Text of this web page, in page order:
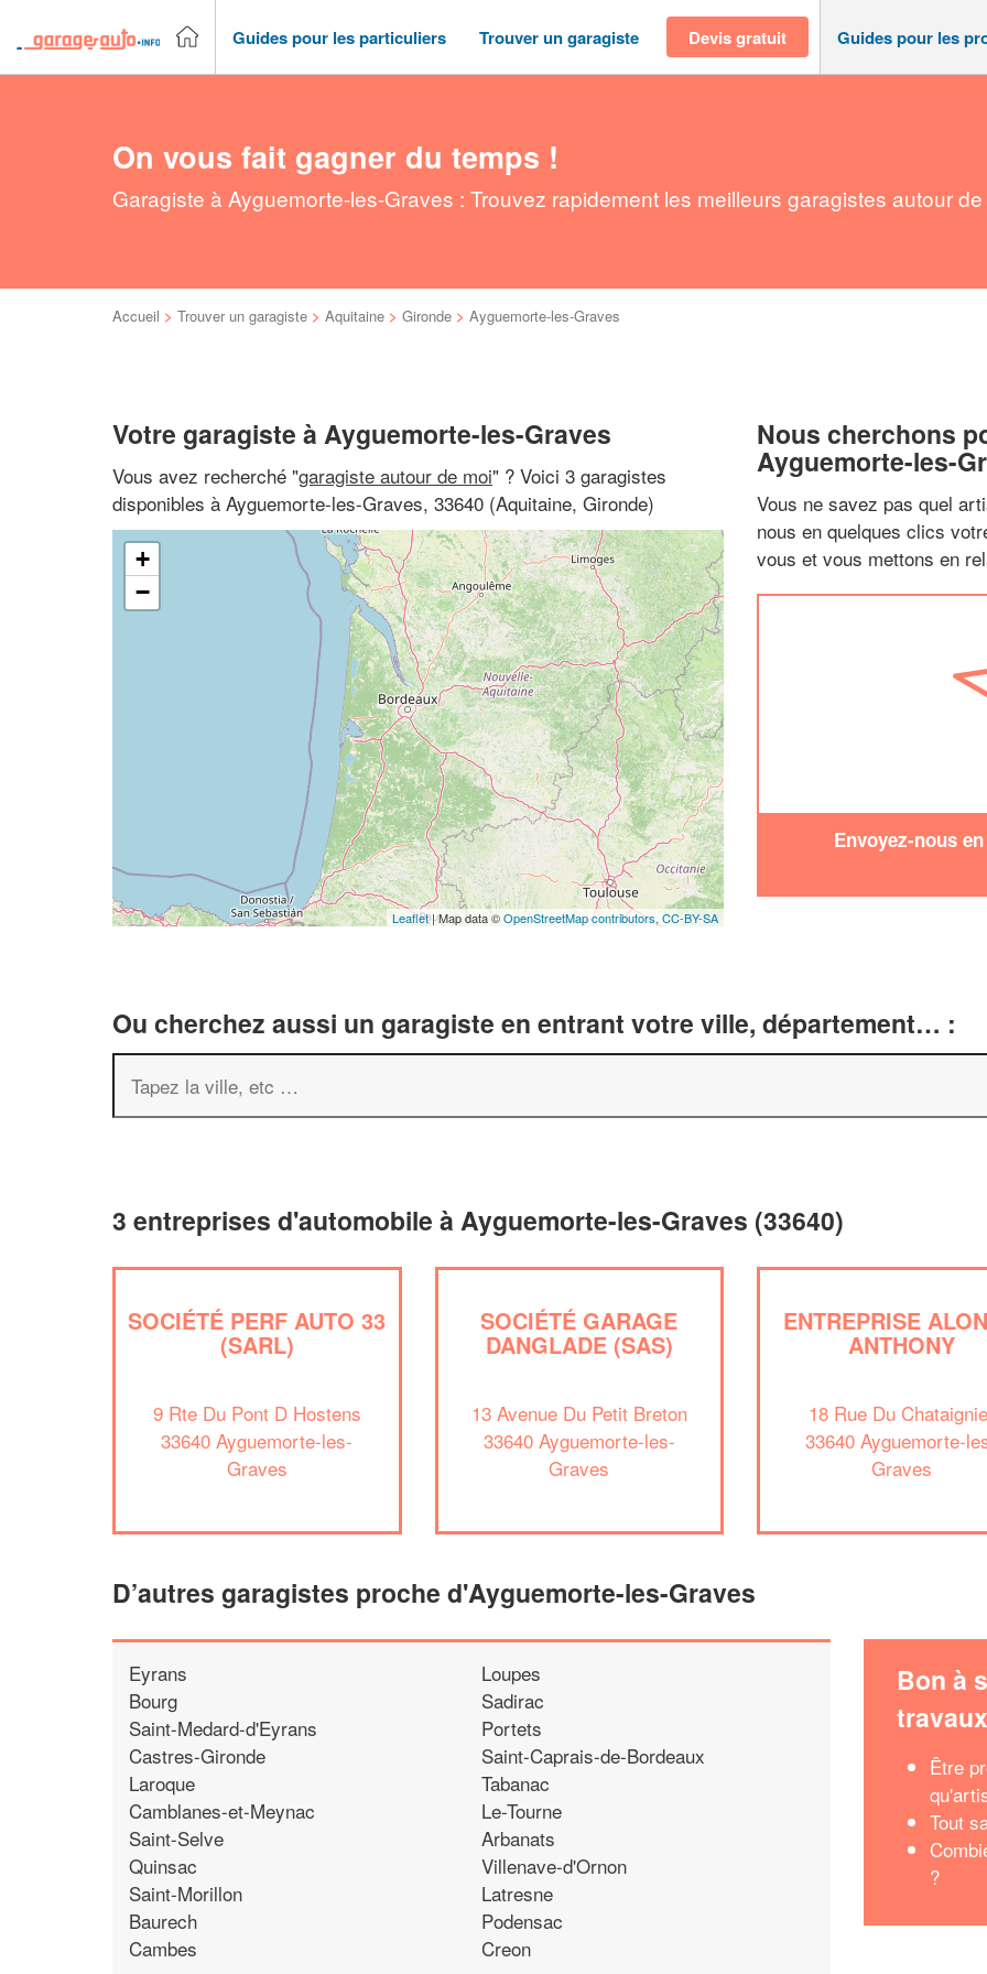
Guides pour les particuliers Trouver un garagiste Devis gratuit Guides pour les
On vous fait gagner du temps !
Garagiste à Ayguemorte-les-Graves : Trouvez rapidement les meilleurs garagistes autour de
Accueil > Trouver un garagiste > Aquitaine > Gironde > Ayguemorte-les-Graves
Votre garagiste à Ayguemorte-les-Graves
Vous avez recherché "garagiste autour de moi" ? Voici 3 garagistes
disponibles à Ayguemorte-les-Graves, 33640 (Aquitaine, Gironde)
+
−
Leaflet| Map data ©OpenStreetMap contributors, CC-BY-SA
Nous cherchons
Ayguemorte-les-
Vous ne savez pas quel
nous en quelques clics
vous et vous mettons en
Envoyez-nous
Ou cherchez aussi un garagiste en entrant votre ville, département… :
3 entreprises d'automobile à Ayguemorte-les-Graves (33640)
SOCIÉTÉ PERF AUTO 33
(SARL)
9 Rte Du Pont D Hostens
33640 Ayguemorte-les-
Graves
SOCIÉTÉ GARAGE
DANGLADE (SAS)
13 Avenue Du Petit Breton
33640 Ayguemorte-les-
Graves
ENTREPRISE
ANTHONY
18 Rue Du
33640 Ayguemorte-
Graves
D’autres garagistes proche d'Ayguemorte-les-Graves
Eyrans
Bourg
Saint-Medard-d'Eyrans
Castres-Gironde
Laroque
Camblanes-et-Meynac
Saint-Selve
Quinsac
Saint-Morillon
Baurech
Cambes
Loupes
Sadirac
Portets
Saint-Caprais-de-Bordeaux
Tabanac
Le-Tourne
Arbanats
Villenave-d'Ornon
Latresne
Podensac
Creon
Bon à
travaux
Être
Tout
?